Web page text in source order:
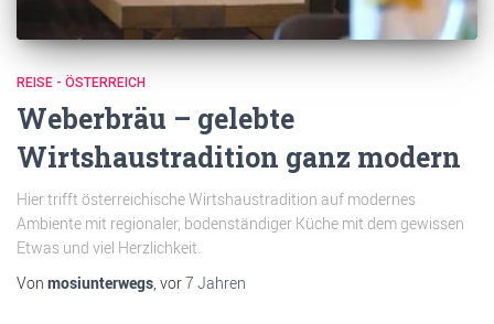
REISE - ÖSTERREICH
Weberbräu – gelebte
Wirtshaustradition ganz modern
Hier trifft österreichische Wirtshaustradition auf modernes
Ambiente mit regionaler, bodenständiger Küche mit dem gewissen
Etwas und viel Herzlichkeit.
Von mosiunterwegs, vor7 Jahren